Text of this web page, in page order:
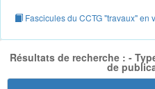
Fascicules du CCTG "travaux" en
Résultats de recherche : -
de